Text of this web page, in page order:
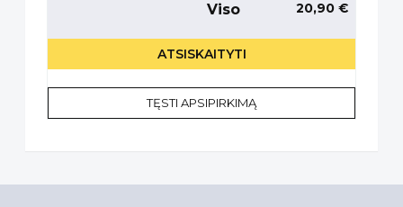
Viso 20,90 €
ATSISKAITYTI
TĘSTI APSIPIRKIMĄ